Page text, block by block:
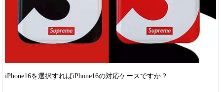
iPhone16を選択すればiPhone16の対応ケースですか？